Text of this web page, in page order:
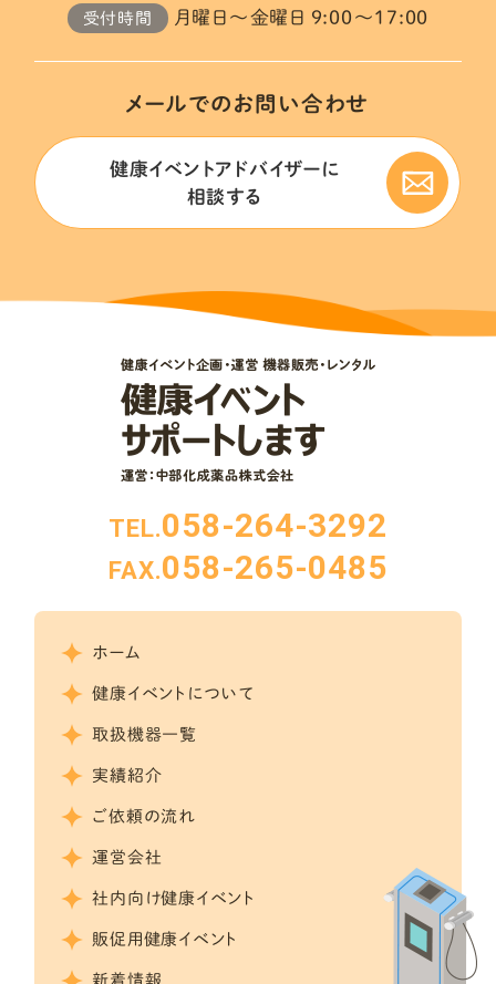
受付時間 月曜日～金曜日 9:00～17:00
メールでのお問い合わせ
健康イベントアドバイザーに
相談する
TEL.058-264-3292
FAX.058-265-0485
ホーム
健康イベントについて
取扱機器一覧
実績紹介
ご依頼の流れ
運営会社
社内向け健康イベント
販促用健康イベント
新着情報